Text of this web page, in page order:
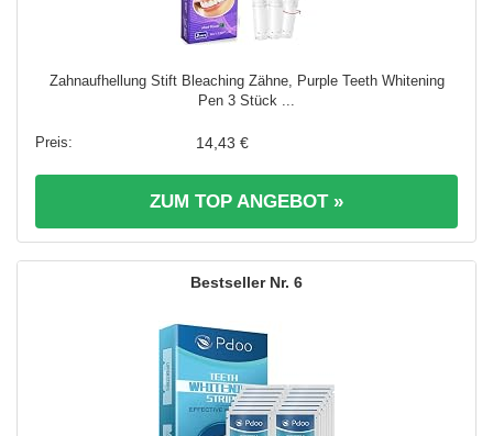
Zahnaufhellung Stift Bleaching Zähne, Purple Teeth Whitening
Pen 3 Stück ...
14,43 €
ZUM TOP ANGEBOT »
6